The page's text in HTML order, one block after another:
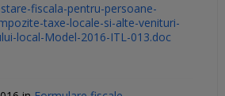
fiscala-pentru-persoane-
taxe-locale-si-alte-venituri-
local-Model-2016-ITL-013.doc